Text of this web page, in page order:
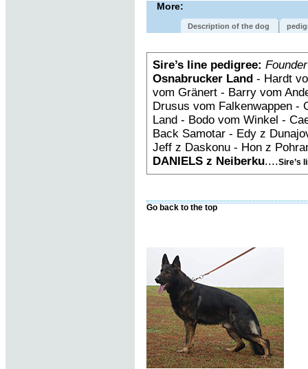
More:
Description of the dog
Sire’s line pedigree: Founder
Osnabrucker Land - Hardt
vom Gränert - Barry vom
Drusus vom Falkenwappen -
Land - Bodo vom Winkel -
Back Samotar - Edy z
Jeff z Daskonu - Hon z
DANIELS z Neiberku....Sire’s
Go back to the top